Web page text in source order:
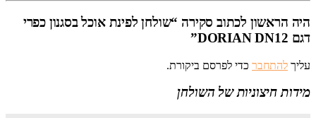
היה הראשון לכתוב סקירה “שולחן לפינת אוכל בסגנון כפרי
דגם DORIAN DN12”
עליך להתחבר כדי לפרסם ביקורת.
מידות חיצוניות של השולחן